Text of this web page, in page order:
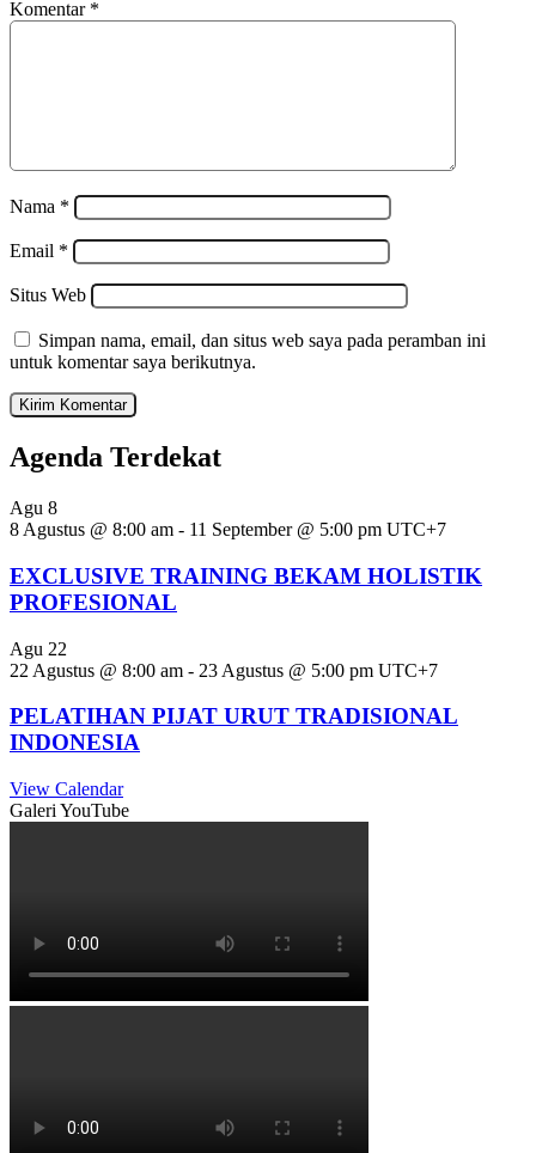
Komentar *
Nama *
Email *
Situs Web
Simpan nama, email, dan situs web saya pada peramban ini
untuk komentar saya berikutnya.
Agenda Terdekat
Agu 8
8 Agustus @ 8:00 am - 11 September @ 5:00 pm UTC+7
EXCLUSIVE TRAINING BEKAM HOLISTIK
PROFESIONAL
Agu 22
22 Agustus @ 8:00 am - 23 Agustus @ 5:00 pm UTC+7
PELATIHAN PIJAT URUT TRADISIONAL
INDONESIA
View Calendar
Galeri YouTube